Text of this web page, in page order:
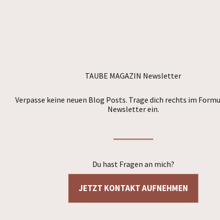
TAUBE MAGAZIN Newsletter
Verpasse keine neuen Blog Posts. Trage dich rechts im
Newsletter ein.
Du hast Fragen an mich?
JETZT KONTAKT AUFNEHMEN